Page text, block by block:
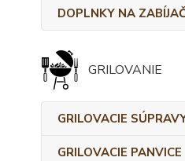
DOPLNKY NA
GRILOVANIE
GRILOVACIE
GRILOVACIE PANVICE